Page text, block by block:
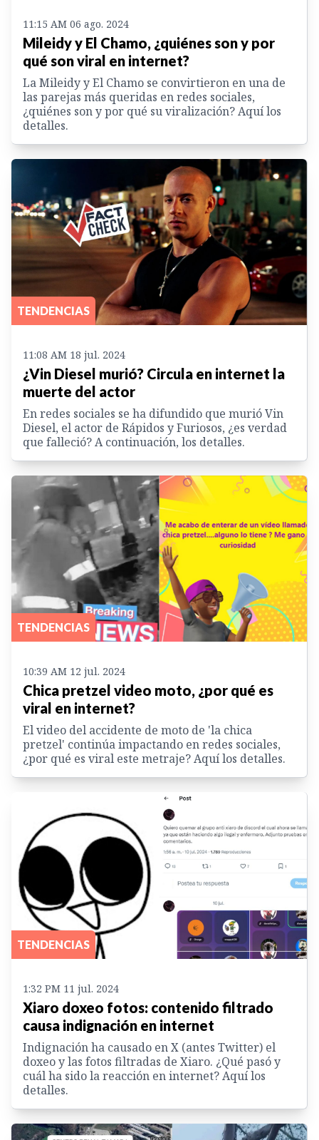
11:15 AM 06 ago. 2024
Mileidy y El Chamo, ¿quiénes son y por
qué son viral en internet?
La Mileidy y El Chamo se convirtieron en una de
las parejas más queridas en redes sociales,
¿quiénes son y por qué su viralización? Aquí los
detalles.
TENDENCIAS
11:08 AM 18 jul. 2024
¿Vin Diesel murió? Circula en internet la
muerte del actor
En redes sociales se ha difundido que murió Vin
Diesel, el actor de Rápidos y Furiosos, ¿es verdad
que falleció? A continuación, los detalles.
TENDENCIAS
10:39 AM 12 jul. 2024
Chica pretzel video moto, ¿por qué es
viral en internet?
El video del accidente de moto de 'la chica
pretzel' continúa impactando en redes sociales,
¿por qué es viral este metraje? Aquí los detalles.
TENDENCIAS
1:32 PM 11 jul. 2024
Xiaro doxeo fotos: contenido filtrado
causa indignación en internet
Indignación ha causado en X (antes Twitter) el
doxeo y las fotos filtradas de Xiaro. ¿Qué pasó y
cuál ha sido la reacción en internet? Aquí los
detalles.